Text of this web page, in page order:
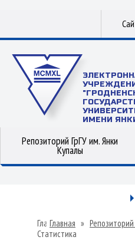
ИМЕНИ
Репозиторий ГрГУ им. Янки
Купалы
Главная »
Статистика